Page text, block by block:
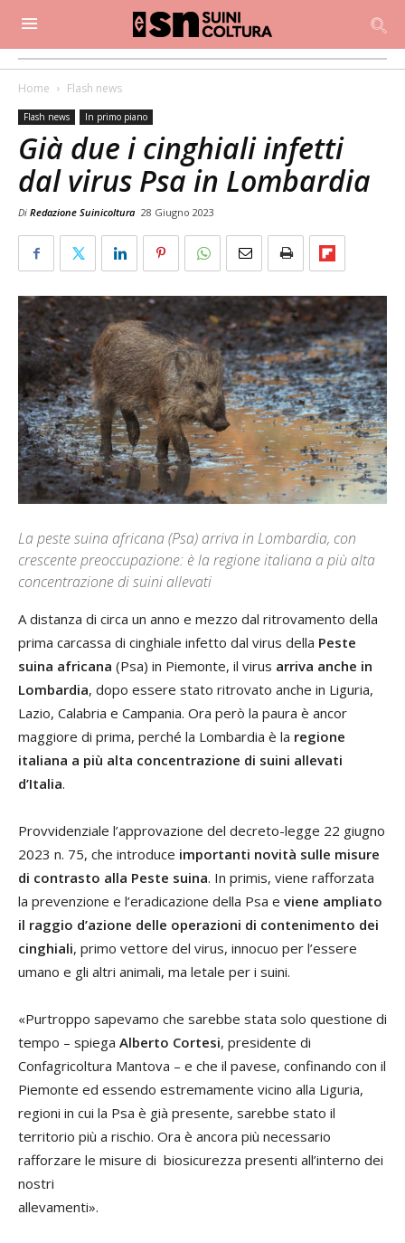
Home Flash news
Flash news In primo piano
Già due i cinghiali infetti
dal virus Psa in Lombardia
Di Redazione Suinicoltura 28 Giugno 2023
La peste suina africana (Psa) arriva in Lombardia, con
crescente preoccupazione: è la regione italiana a più alta
concentrazione di suini allevati
A distanza di circa un anno e mezzo dal ritrovamento della
prima carcassa di cinghiale infetto dal virus della Peste
suina africana (Psa) in Piemonte, il virus arriva anche in
Lombardia, dopo essere stato ritrovato anche in Liguria,
Lazio, Calabria e Campania. Ora però la paura è ancor
maggiore di prima, perché la Lombardia è la regione
italiana a più alta concentrazione di suini allevati
d’Italia.
Provvidenziale l’approvazione del decreto-legge 22 giugno
2023 n. 75, che introduce importanti novità sulle misure
di contrasto alla Peste suina. In primis, viene rafforzata
la prevenzione e l’eradicazione della Psa e viene ampliato
il raggio d’azione delle operazioni di contenimento dei
cinghiali, primo vettore del virus, innocuo per l’essere
umano e gli altri animali, ma letale per i suini.
«Purtroppo sapevamo che sarebbe stata solo questione di
tempo – spiega Alberto Cortesi, presidente di
Confagricoltura Mantova – e che il pavese, confinando con il
Piemonte ed essendo estremamente vicino alla Liguria,
regioni in cui la Psa è già presente, sarebbe stato il
territorio più a rischio. Ora è ancora più necessario
rafforzare le misure di biosicurezza presenti all’interno dei
nostri
allevamenti».